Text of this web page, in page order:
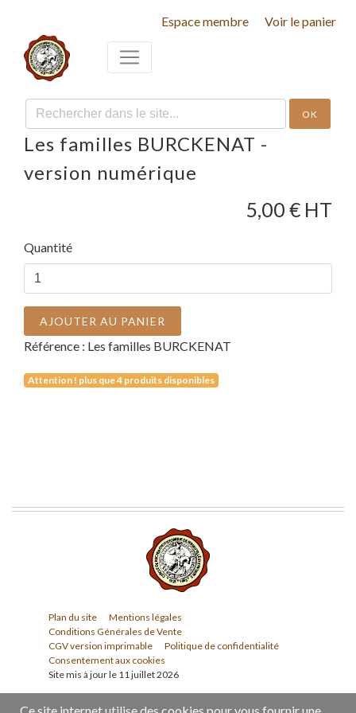
Espace membre Voir le panier
OK
Les familles BURCKENAT -
version numérique
5,00 € HT
Quantité
AJOUTER AU PANIER
Référence : Les familles BURCKENAT
Attention ! plus que 4 produits disponibles
Plan du site
Mentions légales
Conditions Générales de Vente
CGV version imprimable
Politique de confidentialité
Consentement aux cookies
Site mis à jour le 11 juillet 2026